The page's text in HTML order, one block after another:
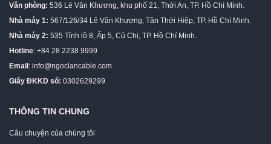
Văn phòng: 536 Lê Văn Khương, khu phố 21, Thới An, TP. Hồ Chí Minh.
Nhà máy 1: 567/126/34 Lê Văn Khương, Tân Thới Hiệp, TP. Hồ Chí Minh.
Nhà máy 2: 535 Tỉnh lộ 8, Ấp 5, Củ Chi, TP. Hồ Chí Minh.
Hotline: +84 28 2238 9999
Email : info@ngoclancable.com
Giấy ĐKKD số: 0302629299
THÔNG TIN CHUNG
Câu chuyện của chúng tôi